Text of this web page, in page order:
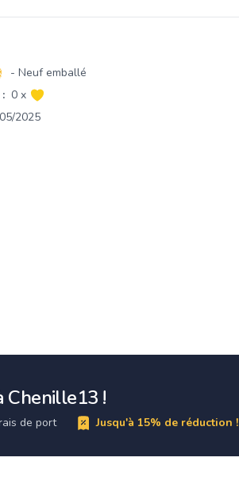
- Neuf emballé
0 x
2025
Chenille13 !
de port Jusqu'à 15% de réduction !